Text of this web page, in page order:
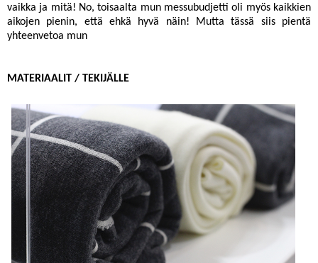
vaikka ja mitä! No, toisaalta mun messubudjetti oli myös kaikkien
aikojen pienin, että ehkä hyvä näin! Mutta tässä siis pientä
yhteenvetoa mun
MATERIAALIT / TEKIJÄLLE